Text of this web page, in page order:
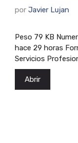
por Javier Lujan
Peso 79 KB
hace 29 horas
Servicios
Abrir